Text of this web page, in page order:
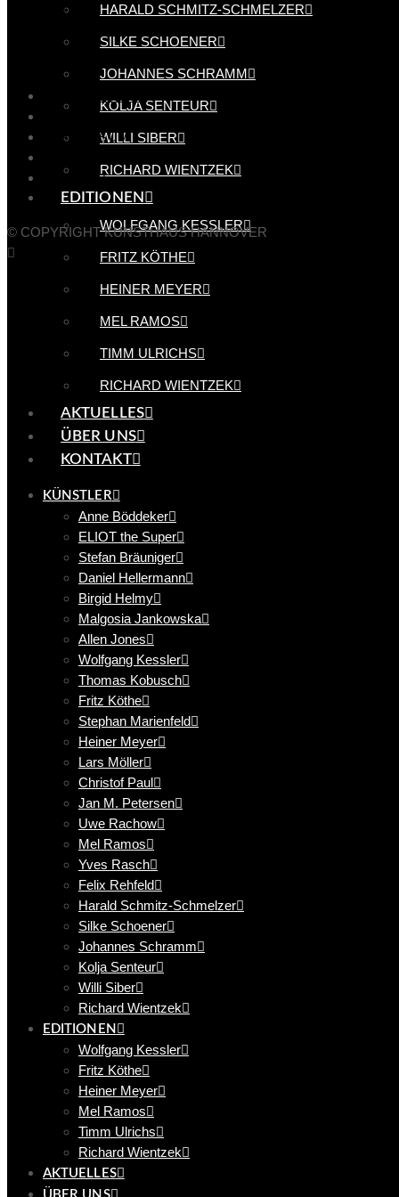
HARALD SCHMITZ-SCHMELZER
SILKE SCHOENER
JOHANNES SCHRAMM
KOLJA SENTEUR
WILLI SIBER
RICHARD WIENTZEK
EDITIONEN
WOLFGANG KESSLER
FRITZ KÖTHE
HEINER MEYER
MEL RAMOS
TIMM ULRICHS
RICHARD WIENTZEK
AKTUELLES
ÜBER UNS
KONTAKT
KÜNSTLER
Anne Böddeker
ELIOT the Super
Stefan Bräuniger
Daniel Hellermann
Birgid Helmy
Malgosia Jankowska
Allen Jones
Wolfgang Kessler
Thomas Kobusch
Fritz Köthe
Stephan Marienfeld
Heiner Meyer
Lars Möller
Christof Paul
Jan M. Petersen
Uwe Rachow
Mel Ramos
Yves Rasch
Felix Rehfeld
Harald Schmitz-Schmelzer
Silke Schoener
Johannes Schramm
Kolja Senteur
Willi Siber
Richard Wientzek
EDITIONEN
Wolfgang Kessler
Fritz Köthe
Heiner Meyer
Mel Ramos
Timm Ulrichs
Richard Wientzek
AKTUELLES
ÜBER UNS
Instagram
IMPRESSUM
KONTAKT
© COPYRIGHT KUNSTHAUS HANNOVER